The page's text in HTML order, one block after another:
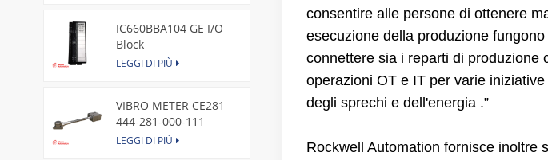
consentire alle persone di ottenere
esecuzione della produzione
connettere sia i reparti di produzione
operazioni OT e IT per varie
degli sprechi e dell'energia .”
Rockwell Automation fornisce inoltre
IC660BBA104 GE I/O
Block
LEGGI DI PIÙ
VIBRO METER CE281
444-281-000-111
Piezoelectric Pressure
LEGGI DI PIÙ